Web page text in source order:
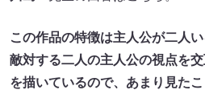
この作品の特徴は主人公が二人い
敵対する二人の主人公の視点を
を描いているので、あまり見た